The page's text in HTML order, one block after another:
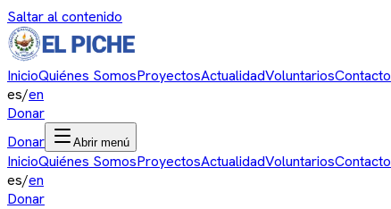
Saltar al contenido
InicioQuiénes SomosProyectosActualidadVoluntariosContacto
es/en
Donar
Donar
Abrir menú
InicioQuiénes SomosProyectosActualidadVoluntariosContacto
es/en
Donar